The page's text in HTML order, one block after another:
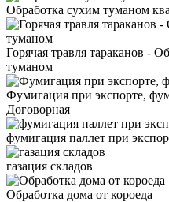
Обработка сухим туманом
Горячая травля тараканов -
туманом
Фумигация при экспорте,
Договорная
фумигация паллет при
газация складов
Обработка дома от короеда